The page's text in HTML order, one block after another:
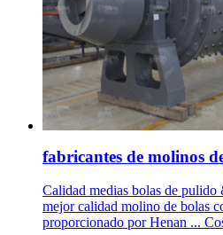
fabricantes de molinos
Calidad medias bolas de
mejor calidad molino de bolas
proporcionado por Henan ...